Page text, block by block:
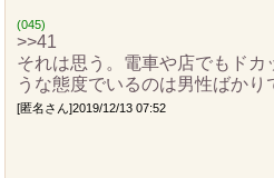
(045)
>>41
それは思う。電車や店でもド
うな態度でいるのは男性ばか
[匿名さん]2019/12/13 07:52